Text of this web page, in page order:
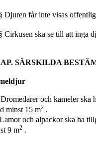
Djuren får inte visas
Cirkusen ska se till att inga
SÄRSKILDA
och kameler ska
minst 15 m2 .
Lamor och alpackor ska ha
9 m2 .